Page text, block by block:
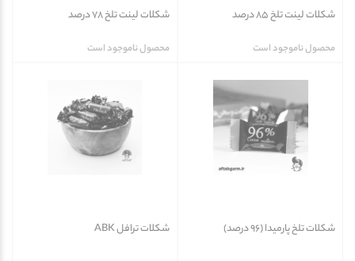
شکلات لینت تلخ 85 درصد
محصول ناموجود است
شکلات لینت تلخ 78 درصد
محصول ناموجود است
شکلات تلخ پارمیدا (96 درصد) شکلات ترافل ABK